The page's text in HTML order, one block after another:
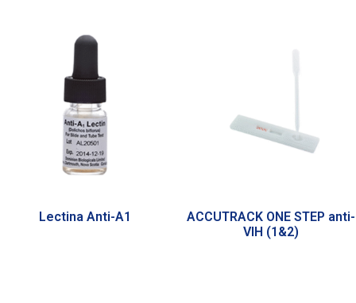
Lectina Anti-A1
ACCUTRACK ONE STEP anti-
VIH (1&2)